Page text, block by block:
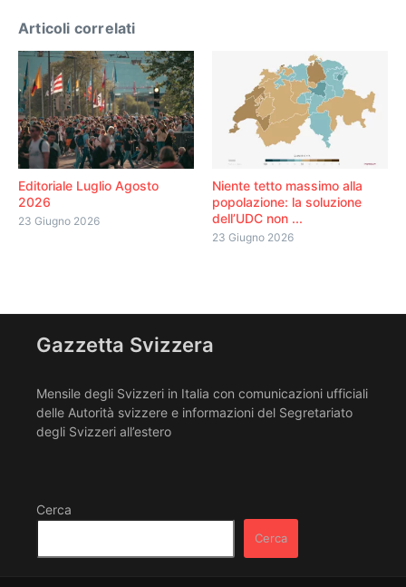
Articoli correlati
Editoriale Luglio Agosto
2026
23 Giugno 2026
Niente tetto massimo alla
popolazione: la soluzione
dell’UDC non ...
23 Giugno 2026
Gazzetta Svizzera
Mensile degli Svizzeri in Italia con comunicazioni ufficiali
delle Autorità svizzere e informazioni del Segretariato
degli Svizzeri all’estero
Cerca
Cerca